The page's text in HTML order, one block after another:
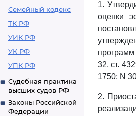
Семейный кодекс
ТК РФ
УИК РФ
УК РФ
УПК РФ
Судебная практика
высших судов РФ
Законы Российской
Федерации
1.
оценки
программ
32, ст.
1750; N
2.